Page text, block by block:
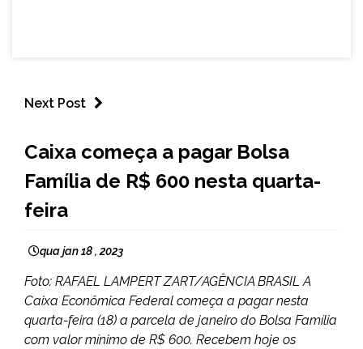
Next Post
NOTÍCIAS
Caixa começa a pagar Bolsa
Família de R$ 600 nesta quarta-
feira
qua jan 18 , 2023
Foto: RAFAEL LAMPERT ZART/AGÊNCIA BRASIL A
Caixa Econômica Federal começa a pagar nesta
quarta-feira (18) a parcela de janeiro do Bolsa Família
com valor mínimo de R$ 600. Recebem hoje os